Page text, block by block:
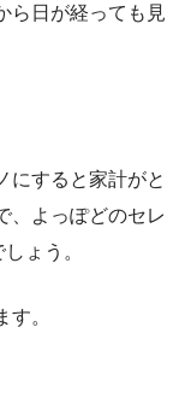
ら日が経っても見
にすると家計がと
、よっぽどのセレ
ょう。
。